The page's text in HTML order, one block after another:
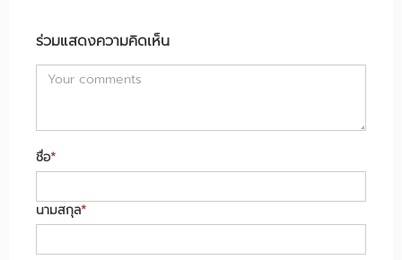
ร่วมแสดงความคิดเห็น
ชื่อ*
นามสกุล*